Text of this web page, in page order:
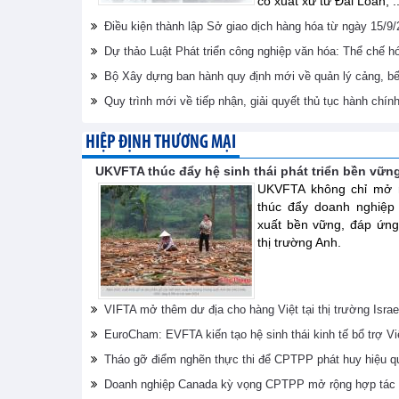
Điều kiện thành lập Sở giao dịch hàng hóa từ ngày 15/9/
Dự thảo Luật Phát triển công nghiệp văn hóa: Thể chế
Bộ Xây dựng ban hành quy định mới về quản lý cảng,
Quy trình mới về tiếp nhận, giải quyết thủ tục hành
HIỆP ĐỊNH THƯƠNG MẠI
UKVFTA thúc đẩy hệ sinh thái phát triển bền
UKVFTA không chỉ
thúc đẩy doanh
xuất bền vững, đáp
thị trường Anh.
VIFTA mở thêm dư địa cho hàng Việt tại thị trường
EuroCham: EVFTA kiến tạo hệ sinh thái kinh tế bổ trợ
Tháo gỡ điểm nghẽn thực thi để CPTPP phát huy hiệu
Doanh nghiệp Canada kỳ vọng CPTPP mở rộng hợp